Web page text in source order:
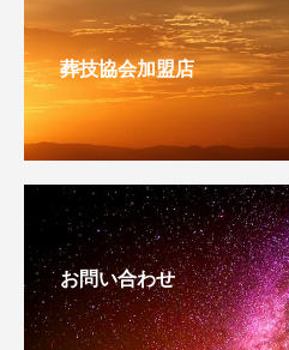
葬技協会加盟店
お問い合わせ